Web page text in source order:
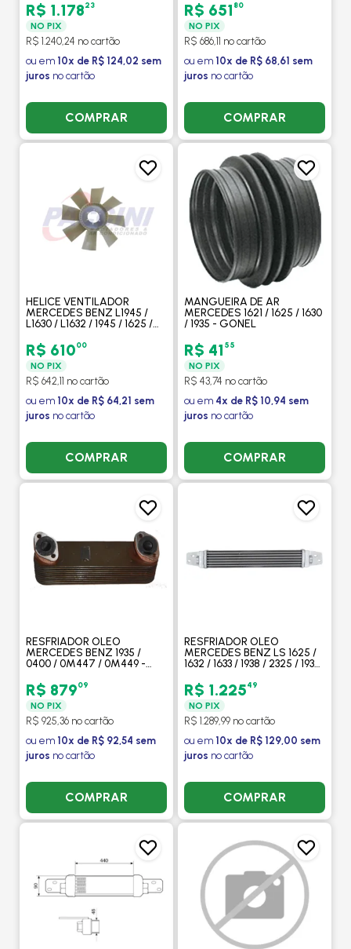
PROCOOLER
R$ 1.17823
NO PIX
R$ 1.240,24 no cartão
ou em 10x de R$ 124,02 sem
juros no cartão
COMPRAR
OM447/ OM449/ OM457 LS
- MODEFER
R$ 651 80
NO PIX
R$ 686,11 no cartão
ou em 10x de R$ 68,61 sem
juros no cartão
COMPRAR
HELICE VENTILADOR
MERCEDES BENZ L1945 /
L1630 / L1632 / 1945 / 1625 /
OM447LA - MODEFER
R$ 61000
NO PIX
R$ 642,11 no cartão
ou em 10x de R$ 64,21 sem
juros no cartão
COMPRAR
MANGUEIRA DE AR
MERCEDES 1621 / 1625 / 1630
/ 1935 - GONEL
R$ 41 55
NO PIX
R$ 43,74 no cartão
ou em 4x de R$ 10,94 sem
juros no cartão
COMPRAR
RESFRIADOR OLEO
MERCEDES BENZ 1935 /
0400 / 0M447 / 0M449 -
R$ 87909
NO PIX
R$ 925,36 no cartão
ou em 10x de R$ 92,54 sem
juros no cartão
COMPRAR
RESFRIADOR OLEO
MERCEDES BENZ LS 1625 /
1632 / 1633 / 1938 / 2325 / 1935
PROCOOLER
R$ 1.22549
NO PIX
R$ 1.289,99 no cartão
ou em 10x de R$ 129,00 sem
juros no cartão
COMPRAR